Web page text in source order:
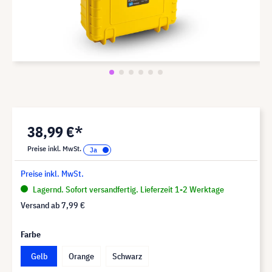
38,99 €*
Preise inkl. MwSt.
Preise inkl. MwSt.
Lagernd. Sofort versandfertig. Lieferzeit 1-2 Werktage
Versand ab7,99 €
Farbe
Gelb
Orange Schwarz